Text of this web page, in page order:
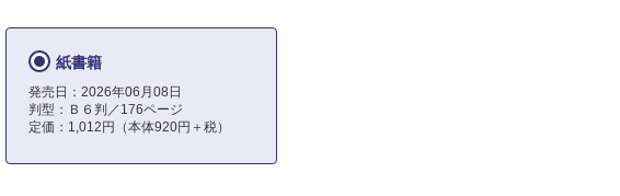
紙書籍
発売日：2026年06月08日
判型：Ｂ６判／176ページ
定価：1,012円（本体920円＋税）